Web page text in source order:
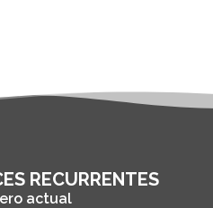
RECURRENTES
actual